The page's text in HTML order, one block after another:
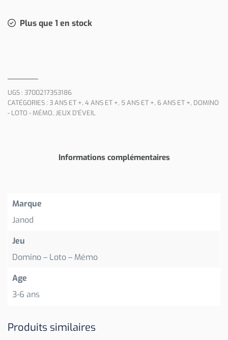
Plus que 1 en stock
UGS : 3700217353186
CATÉGORIES : 3 ANS ET +, 4 ANS ET +, 5 ANS ET +, 6 ANS ET +, DOMINO
- LOTO - MÉMO, JEUX D'ÉVEIL
Informations complémentaires
Marque
Janod
Jeu
Domino – Loto – Mémo
Age
3-6 ans
Produits similaires